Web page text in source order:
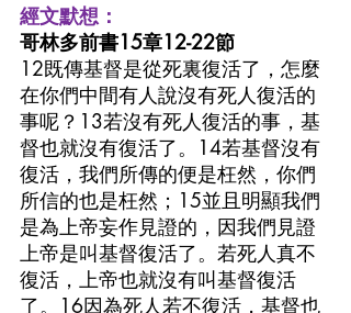
經文默想：
哥林多前書15章12-22節
12既傳基督是從死裏復活了，怎麼
在你們中間有人說沒有死人復活的
事呢？13若沒有死人復活的事，基
督也就沒有復活了。14若基督沒有
復活，我們所傳的便是枉然，你們
所信的也是枉然；15並且明顯我們
是為上帝妄作見證的，因我們見證
上帝是叫基督復活了。若死人真不
復活，上帝也就沒有叫基督復活
了。16因為死人若不復活，基督也